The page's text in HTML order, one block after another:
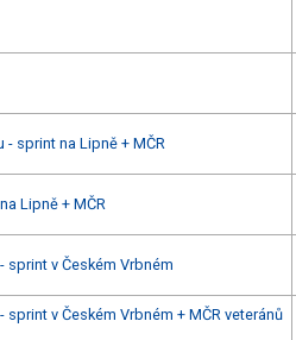
- sprint na Lipně + MČR
Lipně + MČR
sprint v Českém Vrbném
sprint v Českém Vrbném + MČR veteránů